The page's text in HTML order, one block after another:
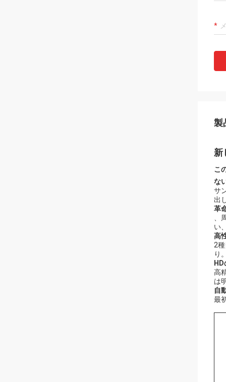
製
新
こ
な
サ
出
革
い
高
2
り
高
は
自
最